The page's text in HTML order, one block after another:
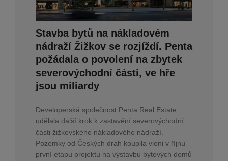
Stavba bytů na nákladovém
nádraží Žižkov se rozjíždí. Penta
požádala o povolení na zbytek
severovýchodní části, ve hře
jsou miliardy
Developerská společnost Penta Real Estate
udělala další krok k zastavění severovýchodní
části žižkovského nákladového nádraží.
Pozemky od Českých drah koupila vloni v říjnu –
první etapu projektu na výstavbu bytových domů